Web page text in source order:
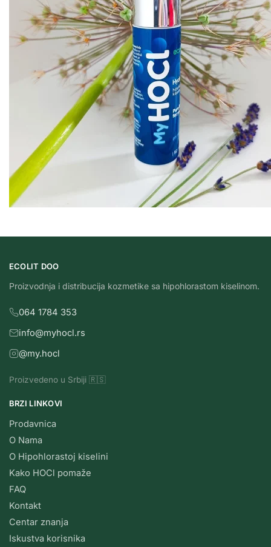
ECOLIT DOO
Proizvodnja i distribucija kozmetike sa hipohlorastom kiselinom.
064 1784 353
info@myhocl.rs
@my.hocl
Proizvedeno u Srbiji 🇷🇸
BRZI LINKOVI
Prodavnica
O Nama
O Hipohlorastoj kiselini
Kako HOCl pomaže
FAQ
Kontakt
Centar znanja
Iskustva korisnika